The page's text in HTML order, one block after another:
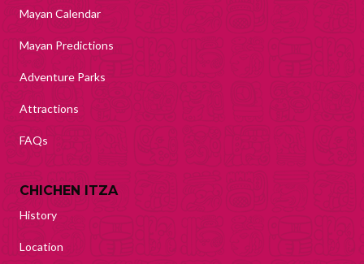
Mayan Calendar
Mayan Predictions
Adventure Parks
Attractions
FAQs
CHICHEN ITZA
History
Location